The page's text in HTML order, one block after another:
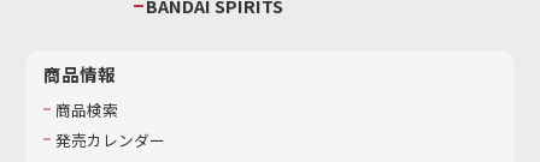
BANDAI SPIRITS
商品情報
商品検索
発売カレンダー